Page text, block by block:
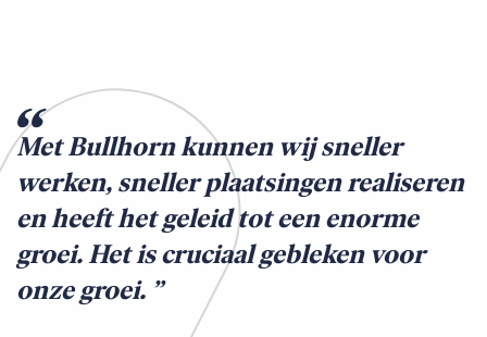
Met Bullhorn kunnen wij sneller
werken, sneller plaatsingen realiseren
en heeft het geleid tot een enorme
groei. Het is cruciaal gebleken voor
onze groei.